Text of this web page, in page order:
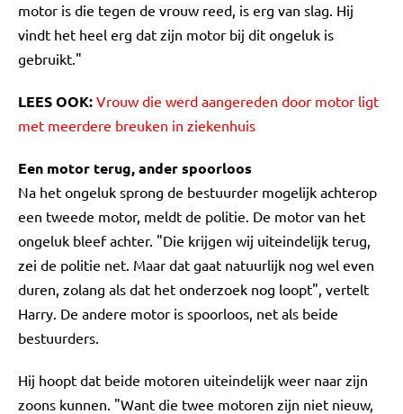
motor is die tegen de vrouw reed, is erg van slag. Hij
vindt het heel erg dat zijn motor bij dit ongeluk is
gebruikt."
LEES OOK: Vrouw die werd aangereden door motor ligt
met meerdere breuken in ziekenhuis
Een motor terug, ander spoorloos
Na het ongeluk sprong de bestuurder mogelijk achterop
een tweede motor, meldt de politie. De motor van het
ongeluk bleef achter. "Die krijgen wij uiteindelijk terug,
zei de politie net. Maar dat gaat natuurlijk nog wel even
duren, zolang als dat het onderzoek nog loopt", vertelt
Harry. De andere motor is spoorloos, net als beide
bestuurders.
Hij hoopt dat beide motoren uiteindelijk weer naar zijn
zoons kunnen. "Want die twee motoren zijn niet nieuw,